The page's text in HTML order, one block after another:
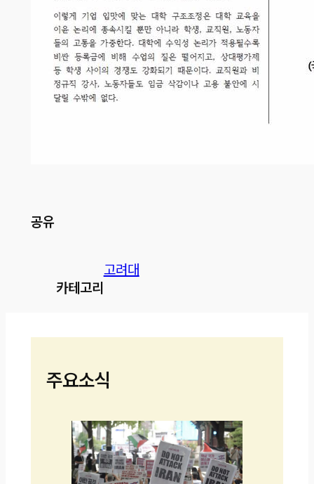
공유
카테고리
고려대
주요소식